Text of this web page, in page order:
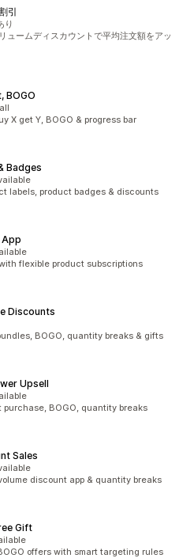
引
り
ュームディスカウントで平均注文額をアッ
BOGO
X get Y, BOGO & progress bar
Badges
labels, product badges & discounts
flexible product subscriptions
Discounts
BOGO, quantity breaks & gifts
Upsell
BOGO, quantity breaks
Sales
discount app & quantity breaks
Gift
offers with smart targeting rules